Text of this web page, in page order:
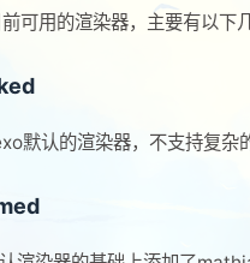
可用的渲染器，主要有以下几
默认的渲染器，不支持复杂